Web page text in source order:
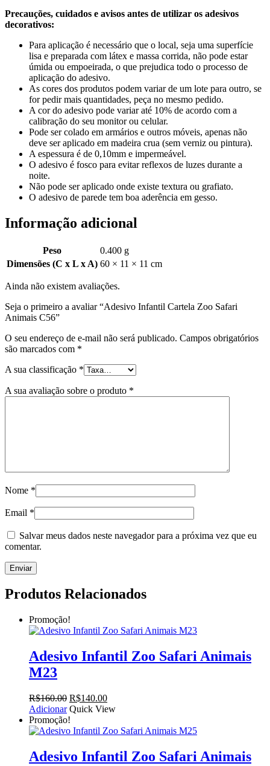
Precauções, cuidados e avisos antes de utilizar os adesivos
decorativos:
Para aplicação é necessário que o local, seja uma superfície
lisa e preparada com látex e massa corrida, não pode estar
úmida ou empoeirada, o que prejudica todo o processo de
aplicação do adesivo.
As cores dos produtos podem variar de um lote para outro, se
for pedir mais quantidades, peça no mesmo pedido.
A cor do adesivo pode variar até 10% de acordo com a
calibração do seu monitor ou celular.
Pode ser colado em armários e outros móveis, apenas não
deve ser aplicado em madeira crua (sem verniz ou pintura).
A espessura é de 0,10mm e impermeável.
O adesivo é fosco para evitar reflexos de luzes durante a
noite.
Não pode ser aplicado onde existe textura ou grafiato.
O adesivo de parede tem boa aderência em gesso.
Informação adicional
Peso
0.400 g
Dimensões (C x L x A) 60 × 11 × 11 cm
Ainda não existem avaliações.
Seja o primeiro a avaliar “Adesivo Infantil Cartela Zoo Safari
Animais C56”
O seu endereço de e-mail não será publicado. Campos obrigatórios
são marcados com *
A sua classificação *
A sua avaliação sobre o produto *
Nome *
Email *
Salvar meus dados neste navegador para a próxima vez que eu
comentar.
Produtos Relacionados
Promoção!
Adesivo Infantil Zoo Safari Animais
M23
R$160.00 O
preço
original
era:
R$140.00O
preço
é:
Adicionar Quick View
Promoção!
Adesivo Infantil Zoo Safari Animais